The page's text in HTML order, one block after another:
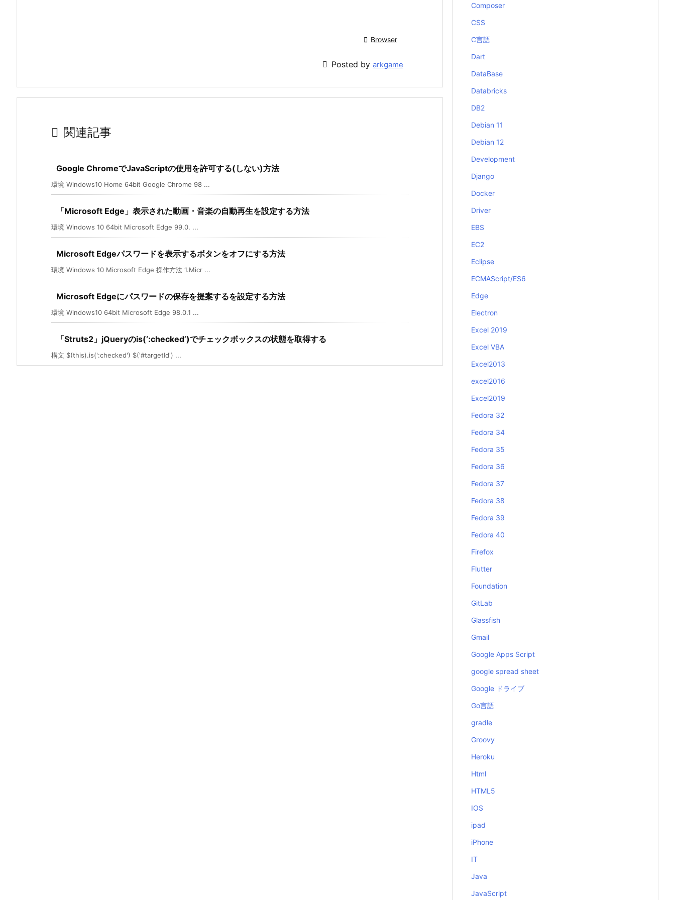
 Browser
 Posted by arkgame
 関連記事
Google ChromeでJavaScriptの使用を許可する(しない)方法
環境 Windows10 Home 64bit Google Chrome 98 ...
「Microsoft Edge」表示された動画・音楽の自動再生を設定する方法
環境 Windows 10 64bit Microsoft Edge 99.0. ...
Microsoft Edgeパスワードを表示するボタンをオフにする方法
環境 Windows 10 Microsoft Edge 操作方法 1.Micr ...
Microsoft Edgeにパスワードの保存を提案するを設定する方法
環境 Windows10 64bit Microsoft Edge 98.0.1 ...
「Struts2」jQueryのis(‘:checked’)でチェックボックスの状態を取得する
構文 $(this).is(':checked') $('#targetId') ...
Composer
CSS
C言語
Dart
DataBase
Databricks
DB2
Debian 11
Debian 12
Development
Django
Docker
Driver
EBS
EC2
Eclipse
ECMAScript/ES6
Edge
Electron
Excel 2019
Excel VBA
Excel2013
excel2016
Excel2019
Fedora 32
Fedora 34
Fedora 35
Fedora 36
Fedora 37
Fedora 38
Fedora 39
Fedora 40
Firefox
Flutter
Foundation
GitLab
Glassfish
Gmail
Google Apps Script
google spread sheet
Google ドライブ
Go言語
gradle
Groovy
Heroku
Html
HTML5
IOS
ipad
iPhone
IT
Java
JavaScript